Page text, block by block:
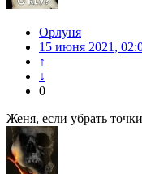
Орлуня
15 июня 2021,
↑
↓
0
Женя, если убрать